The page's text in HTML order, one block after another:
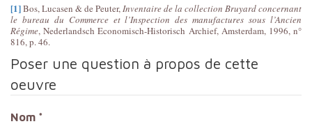
[1]Bos, Lucasen & de Peuter,Inventaire de la collection Bruyard concernant
le bureau du Commerce et l’Inspection des manufactures sous l’Ancien
Régime, Nederlandsch Economisch-Historisch Archief, Amsterdam, 1996, n°
816, p. 46.
Poser une question à propos de cette
oeuvre
Nom *